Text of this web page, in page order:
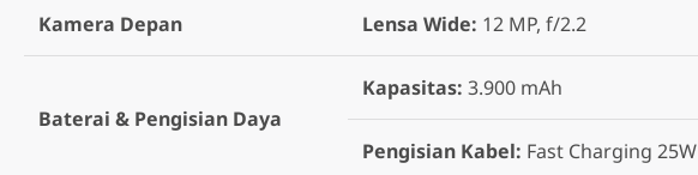
Kamera Depan Lensa Wide: 12 MP, f/2.2
Baterai & Pengisian Daya
Kapasitas: 3.900 mAh
Pengisian Kabel: Fast Charging 25W